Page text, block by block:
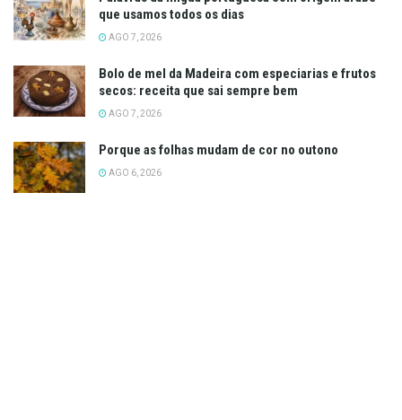
que usamos todos os dias
AGO 7, 2026
Bolo de mel da Madeira com especiarias e frutos
secos: receita que sai sempre bem
AGO 7, 2026
Porque as folhas mudam de cor no outono
AGO 6, 2026